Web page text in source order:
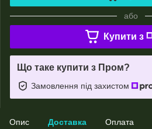
або
Купити з
Що таке купити з Пром?
Замовлення під захистом
Опис Доставка Оплата